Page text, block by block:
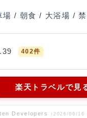
場 / 朝食 / 大浴場 / 禁
402件
楽天トラベルで見
Developers
（2026/06/16